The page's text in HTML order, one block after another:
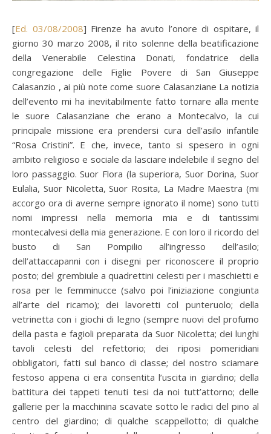
[Ed. 03/08/2008] Firenze ha avuto l’onore di ospitare, il
giorno 30 marzo 2008, il rito solenne della beatificazione
della Venerabile Celestina Donati, fondatrice della
congregazione delle Figlie Povere di San Giuseppe
Calasanzio , ai più note come suore Calasanziane La notizia
dell’evento mi ha inevitabilmente fatto tornare alla mente
le suore Calasanziane che erano a Montecalvo, la cui
principale missione era prendersi cura dell’asilo infantile
“Rosa Cristini”. E che, invece, tanto si spesero in ogni
ambito religioso e sociale da lasciare indelebile il segno del
loro passaggio. Suor Flora (la superiora, Suor Dorina, Suor
Eulalia, Suor Nicoletta, Suor Rosita, La Madre Maestra (mi
accorgo ora di averne sempre ignorato il nome) sono tutti
nomi impressi nella memoria mia e di tantissimi
montecalvesi della mia generazione. E con loro il ricordo del
busto di San Pompilio all’ingresso dell’asilo;
dell’attaccapanni con i disegni per riconoscere il proprio
posto; del grembiule a quadrettini celesti per i maschietti e
rosa per le femminucce (salvo poi l’iniziazione congiunta
all’arte del ricamo); dei lavoretti col punteruolo; della
vetrinetta con i giochi di legno (sempre nuovi del profumo
della pasta e fagioli preparata da Suor Nicoletta; dei lunghi
tavoli celesti del refettorio; dei riposi pomeridiani
obbligatori, fatti sul banco di classe; del nostro sciamare
festoso appena ci era consentita l’uscita in giardino; della
battitura dei tappeti tenuti tesi da noi tutt’attorno; delle
gallerie per la macchinina scavate sotto le radici del pino al
centro del giardino; di qualche scappellotto; di qualche